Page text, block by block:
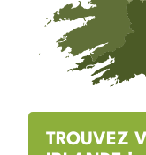
TROUVEZ